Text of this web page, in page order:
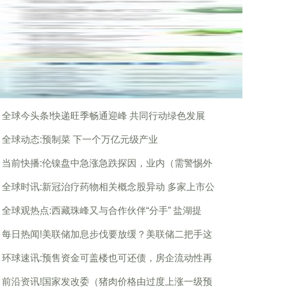
全球今头条!快递旺季畅通迎峰 共同行动绿色发展
全球动态:预制菜 下一个万亿元级产业
当前快播:伦镍盘中急涨急跌探因，业内（需警惕外
全球时讯:新冠治疗药物相关概念股异动 多家上市公
全球观热点:西藏珠峰又与合作伙伴“分手” 盐湖提
每日热闻!美联储加息步伐要放缓？美联储二把手这
环球速讯:预售资金可盖楼也可还债，房企流动性再
前沿资讯!国家发改委（猪肉价格由过度上涨一级预